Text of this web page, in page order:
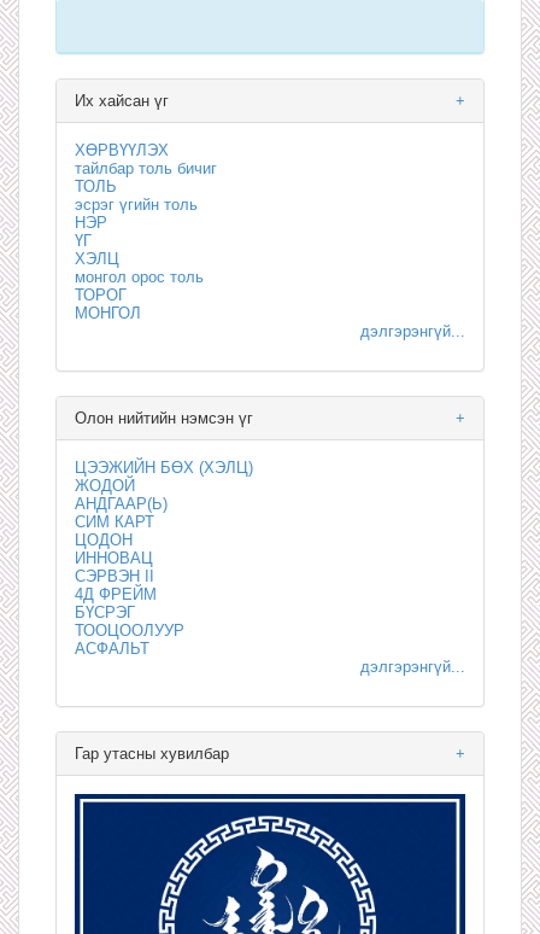
+
Их хайсан үг
ХӨРВҮҮЛЭХ
тайлбар толь бичиг
ТОЛЬ
эсрэг үгийн толь
НЭР
ҮГ
ХЭЛЦ
монгол орос толь
ТОРОГ
МОНГОЛ
дэлгэрэнгүй...
+
Олон нийтийн нэмсэн үг
ЦЭЭЖИЙН БӨХ (ХЭЛЦ)
ЖОДОЙ
АНДГААР(Ь)
СИМ КАРТ
ЦОДОН
ИННОВАЦ
СЭРВЭН II
4Д ФРЕЙМ
БҮСРЭГ
ТООЦООЛУУР
АСФАЛЬТ
дэлгэрэнгүй...
+
Гар утасны хувилбар